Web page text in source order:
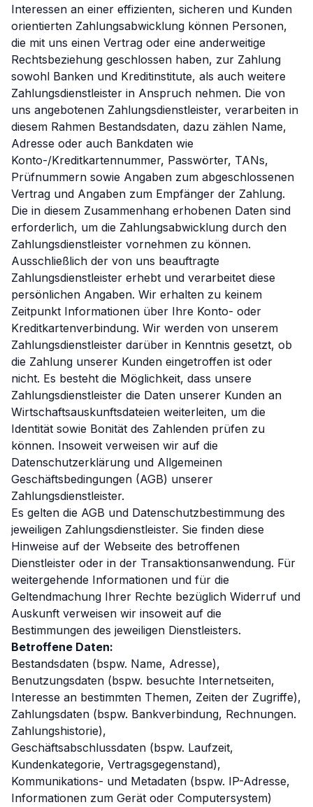
Interessen an einer effizienten, sicheren und Kunden
orientierten Zahlungsabwicklung können Personen,
die mit uns einen Vertrag oder eine anderweitige
Rechtsbeziehung geschlossen haben, zur Zahlung
sowohl Banken und Kreditinstitute, als auch weitere
Zahlungsdienstleister in Anspruch nehmen. Die von
uns angebotenen Zahlungsdienstleister, verarbeiten in
diesem Rahmen Bestandsdaten, dazu zählen Name,
Adresse oder auch Bankdaten wie
Konto-/Kreditkartennummer, Passwörter, TANs,
Prüfnummern sowie Angaben zum abgeschlossenen
Vertrag und Angaben zum Empfänger der Zahlung.
Die in diesem Zusammenhang erhobenen Daten sind
erforderlich, um die Zahlungsabwicklung durch den
Zahlungsdienstleister vornehmen zu können.
Ausschließlich der von uns beauftragte
Zahlungsdienstleister erhebt und verarbeitet diese
persönlichen Angaben. Wir erhalten zu keinem
Zeitpunkt Informationen über Ihre Konto- oder
Kreditkartenverbindung. Wir werden von unserem
Zahlungsdienstleister darüber in Kenntnis gesetzt, ob
die Zahlung unserer Kunden eingetroffen ist oder
nicht. Es besteht die Möglichkeit, dass unsere
Zahlungsdienstleister die Daten unserer Kunden an
Wirtschaftsauskunftsdateien weiterleiten, um die
Identität sowie Bonität des Zahlenden prüfen zu
können. Insoweit verweisen wir auf die
Datenschutzerklärung und Allgemeinen
Geschäftsbedingungen (AGB) unserer
Zahlungsdienstleister.
Es gelten die AGB und Datenschutzbestimmung des
jeweiligen Zahlungsdienstleister. Sie finden diese
Hinweise auf der Webseite des betroffenen
Dienstleister oder in der Transaktionsanwendung. Für
weitergehende Informationen und für die
Geltendmachung Ihrer Rechte bezüglich Widerruf und
Auskunft verweisen wir insoweit auf die
Bestimmungen des jeweiligen Dienstleisters.
Betroffene Daten:
Bestandsdaten (bspw. Name, Adresse),
Benutzungsdaten (bspw. besuchte Internetseiten,
Interesse an bestimmten Themen, Zeiten der Zugriffe),
Zahlungsdaten (bspw. Bankverbindung, Rechnungen.
Zahlungshistorie),
Geschäftsabschlussdaten (bspw. Laufzeit,
Kundenkategorie, Vertragsgegenstand),
Kommunikations- und Metadaten (bspw. IP-Adresse,
Informationen zum Gerät oder Computersystem)